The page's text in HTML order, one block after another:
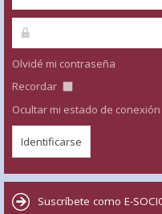
Olvidé mi contraseña
Recordar
Ocultar mi estado de
Suscríbete como E-